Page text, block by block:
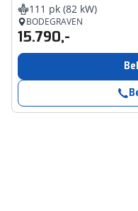
111 pk (82 kW)
BODEGRAVEN
15.790,-